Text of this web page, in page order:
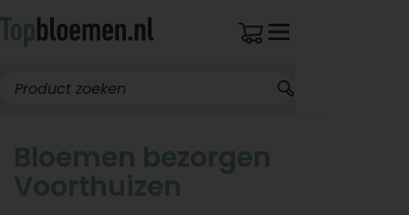
Bloemen bezorgen
Voorthuizen